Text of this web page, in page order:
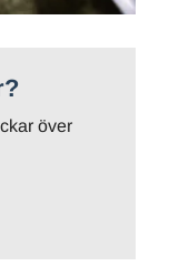
över